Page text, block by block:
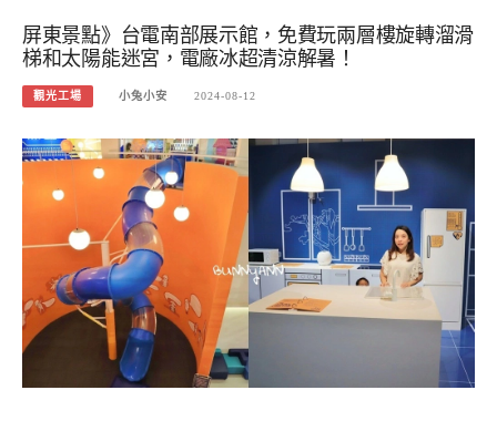
屏東景點》台電南部展示館，免費玩兩層樓旋轉溜滑
梯和太陽能迷宮，電廠冰超清涼解暑！
觀光工場 小兔小安 2024-08-12